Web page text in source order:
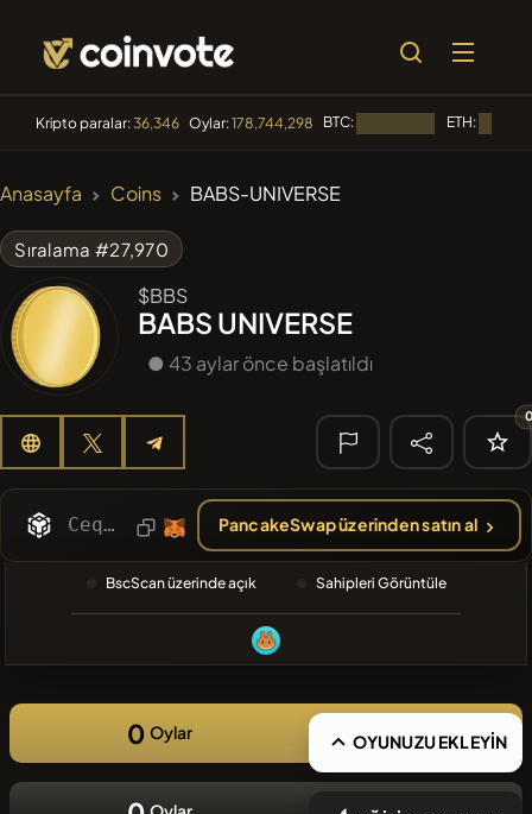
Kripto paralar:36,346 Oylar:178,744,298 BTC: ETH:
SmartleCo
#253
Algorithmic Trading
#1
🔎 SON
ARAMA
❌Son
zamanlarda
eklenen
coin yok
Anasayfa Coins BABS-UNIVERSE
Sıralama #27,970
$BBS
BABS UNIVERSE
● 43 aylar önce başlatıldı
Ceqwd4CSGBZnW8PHEexBQCAV2NDPkBoSqheiKR7gzELV PancakeSwap üzerinden satın al
BscScan üzerinde açık Sahipleri Görüntüle
0 Oylar OYUNUZU EKLEYİN